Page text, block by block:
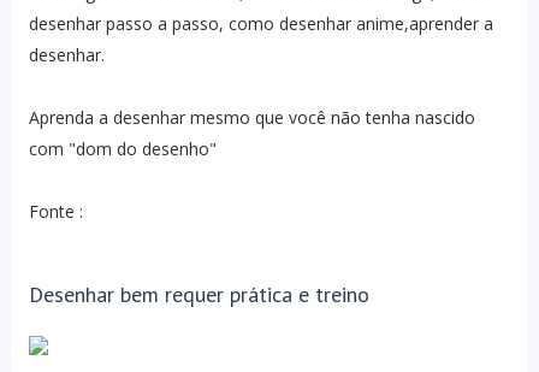
desenhar passo a passo, como desenhar anime,aprender a
desenhar.
Aprenda a desenhar mesmo que você não tenha nascido
com "dom do desenho"
Fonte :
Desenhar bem requer prática e treino